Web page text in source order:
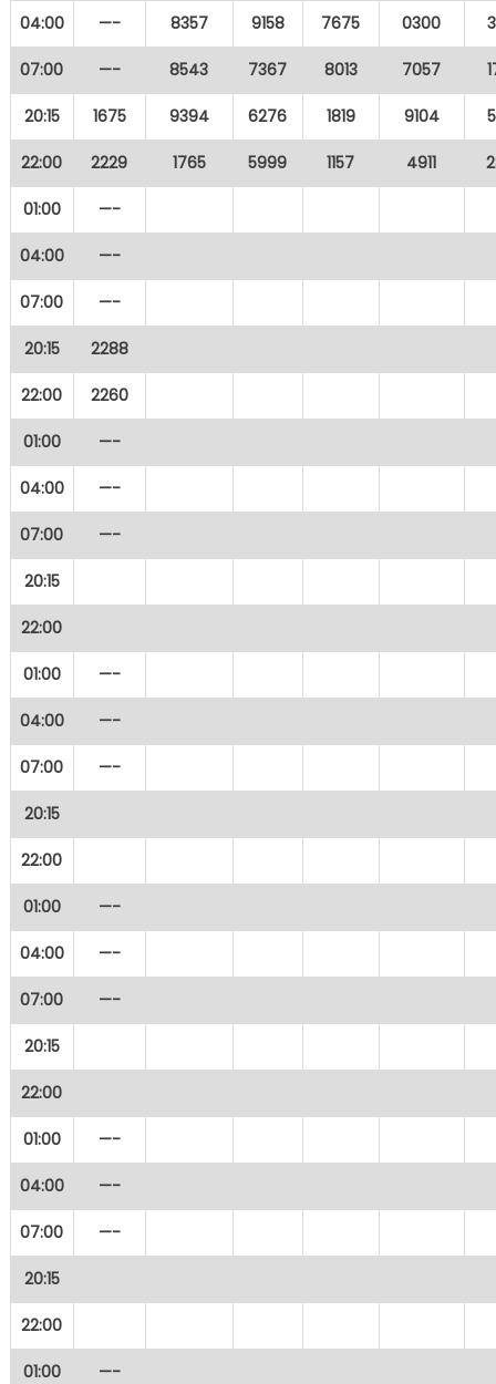
04:00 —- 8357 9158 7675 0300
07:00 —- 8543 7367 8013 7057
20:15 1675 9394 6276 1819 9104
22:00 2229 1765 5999 1157 4911
01:00 —-
04:00 —-
07:00 —-
20:15 2288
22:00 2260
01:00 —-
04:00 —-
07:00 —-
20:15
22:00
01:00 —-
04:00 —-
07:00 —-
20:15
22:00
01:00 —-
04:00 —-
07:00 —-
20:15
22:00
01:00 —-
04:00 —-
07:00 —-
20:15
22:00
01:00 —-